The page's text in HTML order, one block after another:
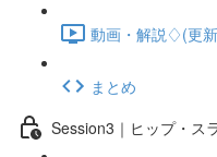
動画・解説♢(更
まとめ
Session3｜ヒップ・ス